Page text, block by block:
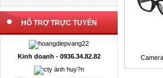
HỖ TRỢ TRỰC TUYẾN
Kinh doanh - 0936.34.82.82